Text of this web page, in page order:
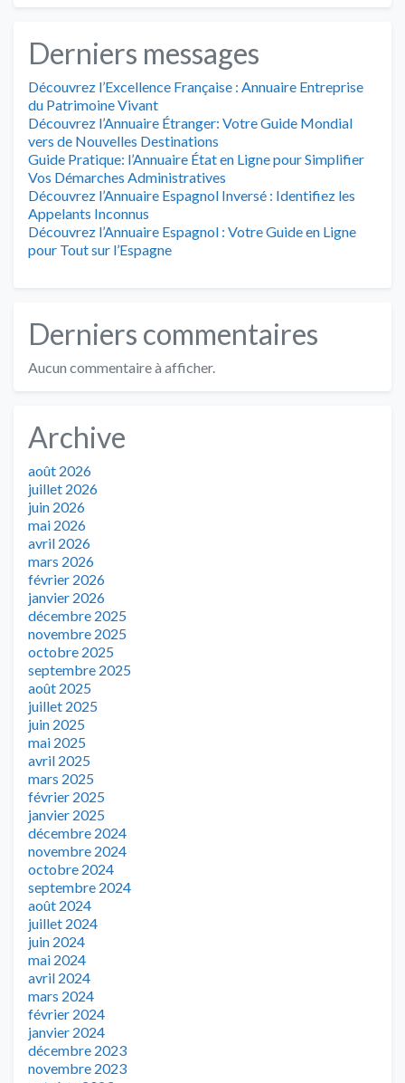
Derniers messages
Découvrez l’Excellence Française : Annuaire Entreprise
du Patrimoine Vivant
Découvrez l’Annuaire Étranger: Votre Guide Mondial
vers de Nouvelles Destinations
Guide Pratique: l’Annuaire État en Ligne pour Simplifier
Vos Démarches Administratives
Découvrez l’Annuaire Espagnol Inversé : Identifiez les
Appelants Inconnus
Découvrez l’Annuaire Espagnol : Votre Guide en Ligne
pour Tout sur l’Espagne
Derniers commentaires
Aucun commentaire à afficher.
Archive
août 2026
juillet 2026
juin 2026
mai 2026
avril 2026
mars 2026
février 2026
janvier 2026
décembre 2025
novembre 2025
octobre 2025
septembre 2025
août 2025
juillet 2025
juin 2025
mai 2025
avril 2025
mars 2025
février 2025
janvier 2025
décembre 2024
novembre 2024
octobre 2024
septembre 2024
août 2024
juillet 2024
juin 2024
mai 2024
avril 2024
mars 2024
février 2024
janvier 2024
décembre 2023
novembre 2023